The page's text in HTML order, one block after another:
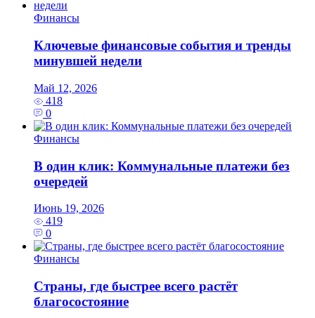
Финансы
Ключевые финансовые события и тренды
минувшей недели
Май 12, 2026
418
0
Финансы
В один клик: Коммунальные платежи без
очередей
Июнь 19, 2026
419
0
Финансы
Страны, где быстрее всего растёт
благосостояние